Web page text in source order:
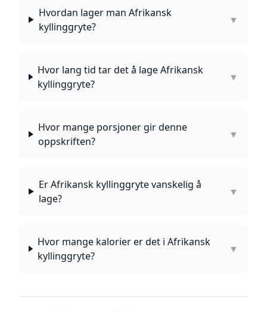
Hvordan lager man Afrikansk
kyllinggryte?
▼
Hvor lang tid tar det å lage Afrikansk
kyllinggryte?
▼
Hvor mange porsjoner gir denne
oppskriften?
▼
Er Afrikansk kyllinggryte vanskelig å
lage?
▼
Hvor mange kalorier er det i Afrikansk
kyllinggryte?
▼